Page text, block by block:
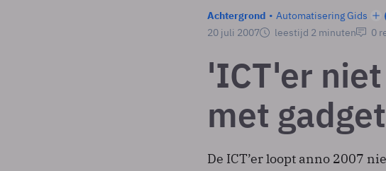
Achtergrond Automatisering Gids
20 juli 2007 leestijd 2 minuten 0
'ICT'er
met
De ICT’er loopt anno 2007